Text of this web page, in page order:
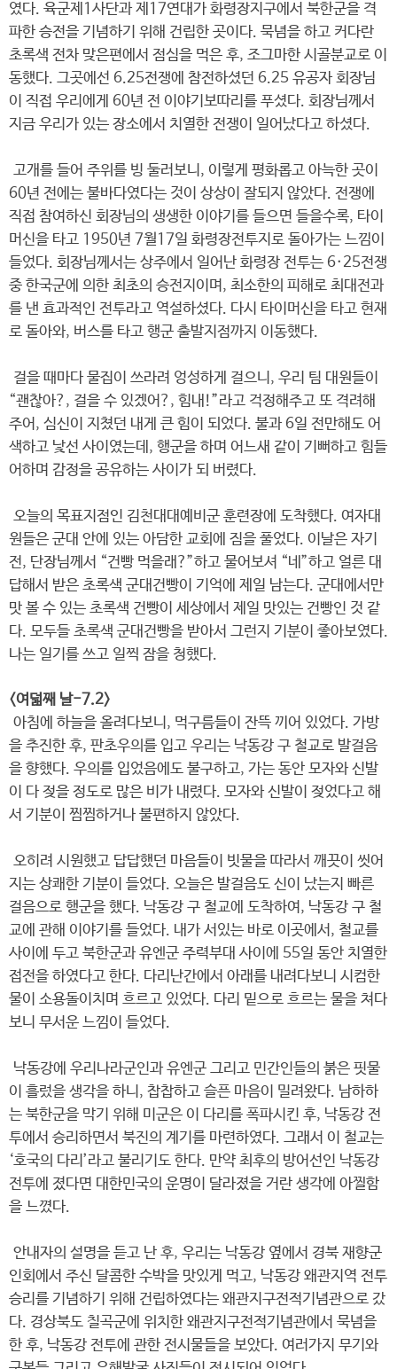
였다. 육군제1사단과 제17연대가 화령장지구에서 북한군을 격
파한 승전을 기념하기 위해 건립한 곳이다. 묵념을 하고 커다란
초록색 전차 맞은편에서 점심을 먹은 후, 조그마한 시골분교로 이
동했다. 그곳에선 6.25전쟁에 참전하셨던 6.25 유공자 회장님
이 직접 우리에게 60년 전 이야기보따리를 푸셨다. 회장님께서
지금 우리가 있는 장소에서 치열한 전쟁이 일어났다고 하셨다.
고개를 들어 주위를 빙 둘러보니, 이렇게 평화롭고 아늑한 곳이
60년 전에는 불바다였다는 것이 상상이 잘되지 않았다. 전쟁에
직접 참여하신 회장님의 생생한 이야기를 들으면 들을수록, 타이
머신을 타고 1950년 7월17일 화령장전투지로 돌아가는 느낌이
들었다. 회장님께서는 상주에서 일어난 화령장 전투는 6·25전쟁
중 한국군에 의한 최초의 승전지이며, 최소한의 피해로 최대전과
를 낸 효과적인 전투라고 역설하셨다. 다시 타이머신을 타고 현재
로 돌아와, 버스를 타고 행군 출발지점까지 이동했다.
걸을 때마다 물집이 쓰라려 엉성하게 걸으니, 우리 팀 대원들이
“괜찮아?, 걸을 수 있겠어?, 힘내!”라고 걱정해주고 또 격려해
주어, 심신이 지쳤던 내게 큰 힘이 되었다. 불과 6일 전만해도 어
색하고 낯선 사이였는데, 행군을 하며 어느새 같이 기뻐하고 힘들
어하며 감정을 공유하는 사이가 되 버렸다.
오늘의 목표지점인 김천대대예비군 훈련장에 도착했다. 여자대
원들은 군대 안에 있는 아담한 교회에 짐을 풀었다. 이날은 자기
전, 단장님께서 “건빵 먹을래?”하고 물어보셔 “네”하고 얼른 대
답해서 받은 초록색 군대건빵이 기억에 제일 남는다. 군대에서만
맛 볼 수 있는 초록색 건빵이 세상에서 제일 맛있는 건빵인 것 같
다. 모두들 초록색 군대건빵을 받아서 그런지 기분이 좋아보였다.
나는 일기를 쓰고 일찍 잠을 청했다.
<여덟째 날-7.2>
아침에 하늘을 올려다보니, 먹구름들이 잔뜩 끼어 있었다. 가방
을 추진한 후, 판초우의를 입고 우리는 낙동강 구 철교로 발걸음
을 향했다. 우의를 입었음에도 불구하고, 가는 동안 모자와 신발
이 다 젖을 정도로 많은 비가 내렸다. 모자와 신발이 젖었다고 해
서 기분이 찜찜하거나 불편하지 않았다.
오히려 시원했고 답답했던 마음들이 빗물을 따라서 깨끗이 씻어
지는 상쾌한 기분이 들었다. 오늘은 발걸음도 신이 났는지 빠른
걸음으로 행군을 했다. 낙동강 구 철교에 도착하여, 낙동강 구 철
교에 관해 이야기를 들었다. 내가 서있는 바로 이곳에서, 철교를
사이에 두고 북한군과 유엔군 주력부대 사이에 55일 동안 치열한
접전을 하였다고 한다. 다리난간에서 아래를 내려다보니 시컴한
물이 소용돌이치며 흐르고 있었다. 다리 밑으로 흐르는 물을 쳐다
보니 무서운 느낌이 들었다.
낙동강에 우리나라군인과 유엔군 그리고 민간인들의 붉은 핏물
이 흘렀을 생각을 하니, 찹찹하고 슬픈 마음이 밀려왔다. 남하하
는 북한군을 막기 위해 미군은 이 다리를 폭파시킨 후, 낙동강 전
투에서 승리하면서 북진의 계기를 마련하였다. 그래서 이 철교는
‘호국의 다리’라고 불리기도 한다. 만약 최후의 방어선인 낙동강
전투에 졌다면 대한민국의 운명이 달라졌을 거란 생각에 아찔함
을 느꼈다.
안내자의 설명을 듣고 난 후, 우리는 낙동강 옆에서 경북 재향군
인회에서 주신 달콤한 수박을 맛있게 먹고, 낙동강 왜관지역 전투
승리를 기념하기 위해 건립하였다는 왜관지구전적기념관으로 갔
다. 경상북도 칠곡군에 위치한 왜관지구전적기념관에서 묵념을
한 후, 낙동강 전투에 관한 전시물들을 보았다. 여러가지 무기와